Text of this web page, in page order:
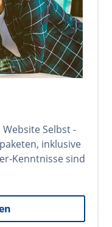
Selbst -
inklusive
Kenntnisse sind